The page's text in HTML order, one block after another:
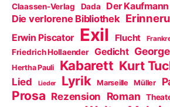
Claassen-Verlag Dada Der
Die verlorene Bibliothek
Erwin Piscator Exil Flucht
Friedrich Hollaender Gedicht
Hertha Pauli Kabarett Kurt
Lied Lieder Lyrik Marseille Müller
Prosa Rezension Roman